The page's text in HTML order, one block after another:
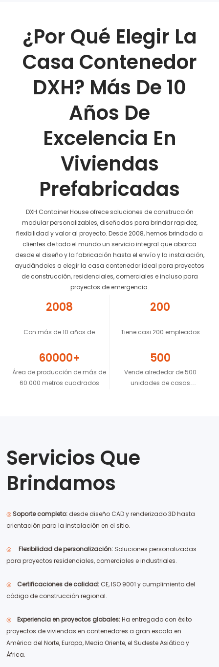
¿Por Qué Elegir La
Casa Contenedor
DXH? Más De 10
Años De
Excelencia En
Viviendas
Prefabricadas
DXH Container House ofrece soluciones de construcción
modular personalizables, diseñadas para brindar rapidez,
flexibilidad y valor al proyecto. Desde 2008, hemos brindado a
clientes de todo el mundo un servicio integral que abarca
desde el diseño y la fabricación hasta el envío y la instalación,
ayudándoles a elegir la casa contenedor ideal para proyectos
de construcción, residenciales, comerciales e incluso para
proyectos de emergencia.
2008
Con más de 10 años de
200
Tiene casi 200 empleados
60000+
Área de producción de más de
60.000 metros cuadrados
500
Vende alrededor de 500
unidades de casas
Servicios Que
Brindamos
◎ Soporte completo: desde diseño CAD y renderizado 3D hasta
orientación para la instalación en el sitio.
◎ Flexibilidad de personalización: Soluciones personalizadas
para proyectos residenciales, comerciales e industriales.
◎ Certificaciones de calidad: CE, ISO 9001 y cumplimiento del
código de construcción regional.
◎ Experiencia en proyectos globales: Ha entregado con éxito
proyectos de viviendas en contenedores a gran escala en
América del Norte, Europa, Medio Oriente, el Sudeste Asiático y
África.